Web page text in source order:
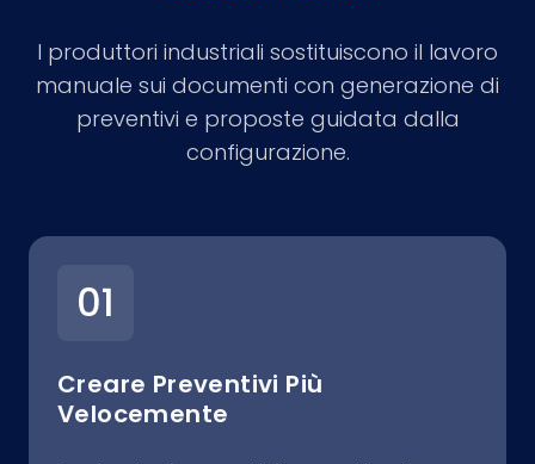
I produttori industriali sostituiscono il lavoro
manuale sui documenti con generazione di
preventivi e proposte guidata dalla
configurazione.
01
Creare Preventivi Più
Velocemente